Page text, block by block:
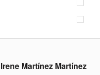
Irene Martínez Martínez